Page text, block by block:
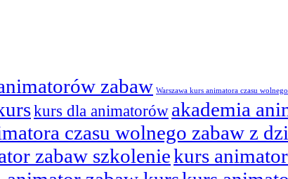
zabaw Warszawa kurs animatora czasu wolnego
kurs dla animatorów akademia
czasu wolnego zabaw z
zabaw szkoleniekurs